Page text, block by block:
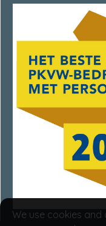
We use cookies